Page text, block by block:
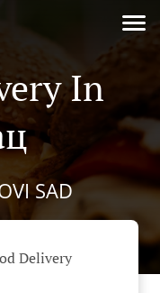
In
SAD
Delivery